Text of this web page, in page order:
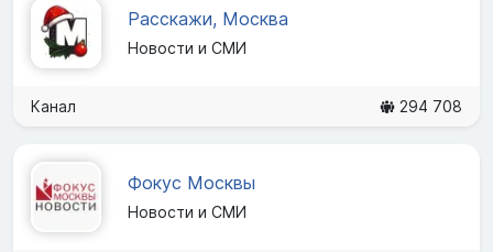
Расскажи, Москва
Новости и СМИ
Канал 294 708
Фокус Москвы
Новости и СМИ